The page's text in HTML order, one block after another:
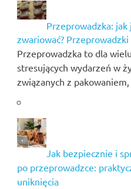
Przeprowadzka:
zwariować? Przeprowadzki
Przeprowadzka to dla
stresujących wydarzeń w
związanych z
Jak bezpiecznie i
po przeprowadzce:
uniknięcia